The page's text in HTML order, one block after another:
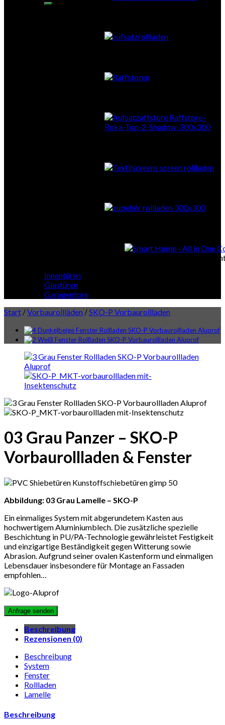
Smart Home - All in One
Innentüren
Glastüren
Garagentore
Start /Vorbaurollläden /SKO-P Vorbaurollladen
03 Grau Panzer – SKO-P
Vorbaurollladen & Fenster
Abbildung: 03 Grau Lamelle – SKO-P
Ein einmaliges System mit abgerundetem Kasten aus
hochwertigem Aluminiumblech. Die zusätzliche spezielle
Beschichtung in PU/PA-Technologie gewährleistet Festigkeit
und einzigartige Beständigkeit gegen Witterung sowie
Abrasion. Aufgrund seiner ovalen Kastenform und einmaligen
Lebensdauer insbesondere für Montage an Fassaden
empfohlen…
Beschreibung
Rezensionen (0)
Beschreibung
System
Fenster
Rollladen
Lamelle
Beschreibung